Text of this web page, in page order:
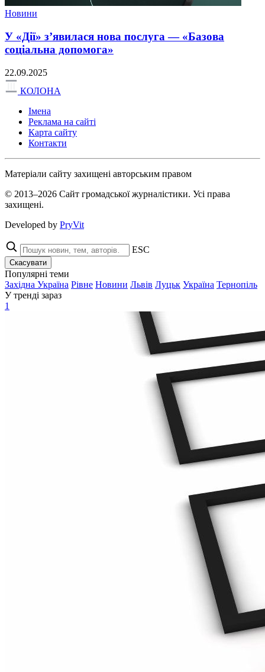
Новини
У «Дії» з’явилася нова послуга — «Базова
соціальна допомога»
22.09.2025
КОЛОНА
Імена
Реклама на сайті
Карта сайту
Контакти
Матеріали сайту захищені авторським правом
© 2013–2026 Сайт громадської журналістики. Усі права
захищені.
Developed by PryVit
ESC
Скасувати
Популярні теми
Західна Україна Рівне Новини Львів Луцьк Україна Тернопіль
У тренді зараз
1